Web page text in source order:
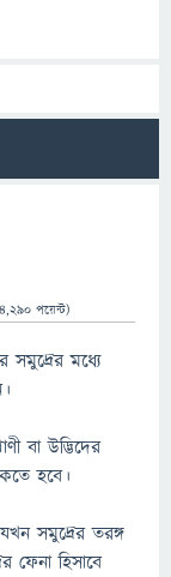
পয়েন্ট)
সমুদ্রের মধ্যে
বা উদ্ভিদের
হবে।
সমুদ্রের তরঙ্গ
ফেনা হিসাবে